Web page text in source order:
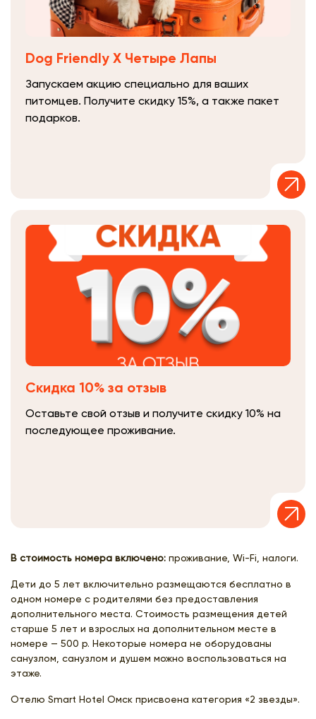
Dog Friendly Х Четыре Лапы
Запускаем акцию специально для ваших
питомцев. Получите скидку 15%, а также пакет
подарков.
Скидка 10% за отзыв
Оставьте свой отзыв и получите скидку 10% на
последующее проживание.
В стоимость номера включено: проживание, Wi-Fi, налоги.
Дети до 5 лет включительно размещаются бесплатно в
одном номере с родителями без предоставления
дополнительного места. Стоимость размещения детей
старше 5 лет и взрослых на дополнительном месте в
номере — 500 р. Некоторые номера не оборудованы
санузлом, санузлом и душем можно воспользоваться на
этаже.
Отелю Smart Hotel Омск присвоена категория «2 звезды».